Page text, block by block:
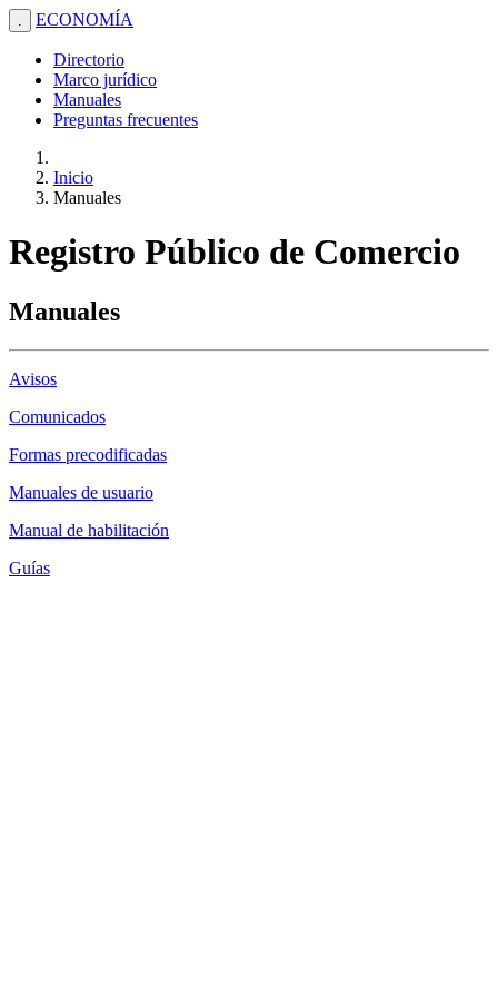
. ECONOMÍA
Directorio
Marco jurídico
Manuales
Preguntas frecuentes
Inicio
Manuales
Registro Público de Comercio
Manuales
Avisos
Comunicados
Formas precodificadas
Manuales de usuario
Manual de habilitación
Guías